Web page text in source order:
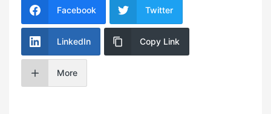
Facebook Twitter
LinkedIn Copy Link
More